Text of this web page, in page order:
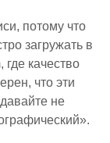
потому что
загружать в
качество
что эти
не